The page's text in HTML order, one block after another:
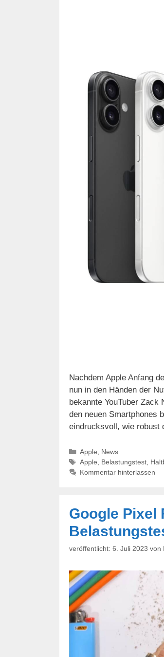
Nachdem Apple Anfang
nun in den Händen der
bekannte YouTuber
den neuen Smartphones
eindrucksvoll, wie robust
Kategorien
Apple
News
Schlagwörter
Apple Belastungstest,
Kommentar hinterlassen
Google Pixel
6. Juli 2023 von